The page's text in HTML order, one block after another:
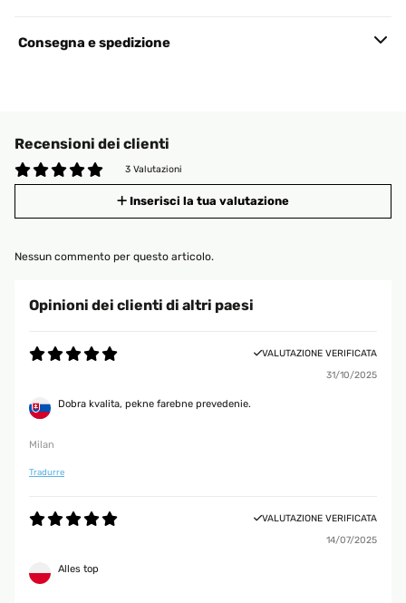
Consegna e spedizione
Recensioni dei clienti
3 Valutazioni
Inserisci la tua valutazione
Nessun commento per questo articolo.
Opinioni dei clienti di altri paesi
VALUTAZIONE VERIFICATA
31/10/2025
Dobra kvalita, pekne farebne prevedenie.
Milan
Tradurre
VALUTAZIONE VERIFICATA
14/07/2025
Alles top